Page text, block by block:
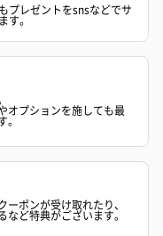
プレゼントをsnsなどでサ
す。
オプションを施しても最
。
ポンが受け取れたり、
など特典がございます。